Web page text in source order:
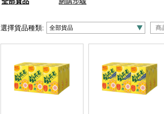
選擇貨品種類: